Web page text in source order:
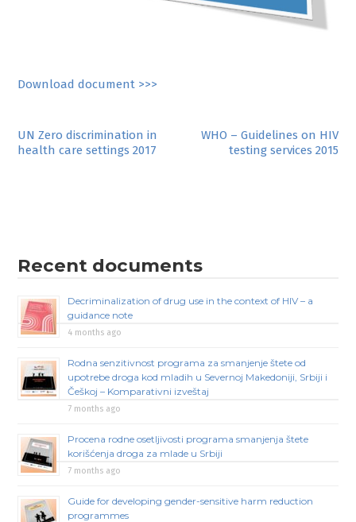
Download document >>>
Post
navigation
UN Zero discrimination in
health care settings 2017
WHO – Guidelines on HIV
testing services 2015
Recent documents
Decriminalization of drug use in the context of HIV – a
guidance note
4 months ago
Rodna senzitivnost programa za smanjenje štete od
upotrebe droga kod mladih u Severnoj Makedoniji, Srbiji i
Češkoj – Komparativni izveštaj
7 months ago
Procena rodne osetljivosti programa smanjenja štete
korišćenja droga za mlade u Srbiji
7 months ago
Guide for developing gender-sensitive harm reduction
programmes